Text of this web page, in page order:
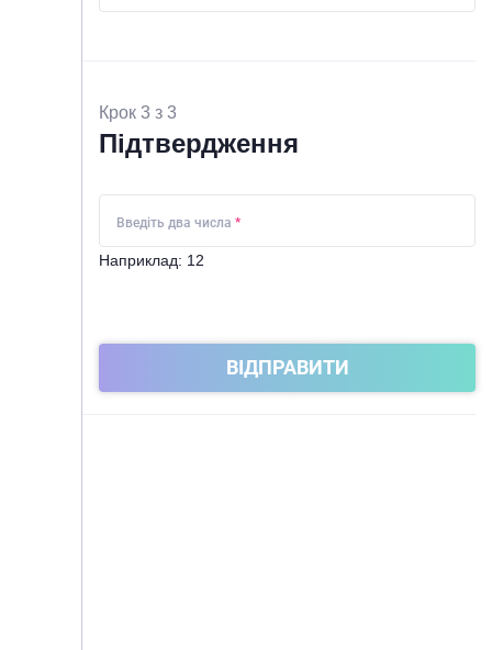
Крок 3 з 3
Підтвердження
Введіть два числа *
Наприклад: 12